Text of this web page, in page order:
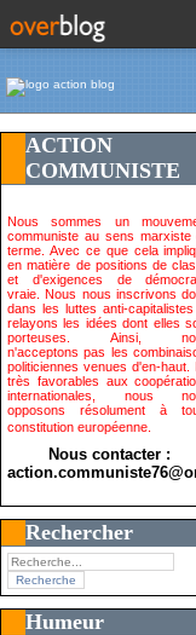
ACTION
COMMUNISTE
Nous sommes un
communiste au sens marxiste
terme. Avec ce que cela
en matière de positions de
et d'exigences de
vraie. Nous nous inscrivons
dans les luttes anti-
relayons les idées dont elles
porteuses. Ainsi,
n'acceptons pas les
politiciennes venues d'en-haut.
très favorables aux
internationales, nous
opposons résolument à
constitution européenne.
Nous contacter :
Rechercher
Humeur